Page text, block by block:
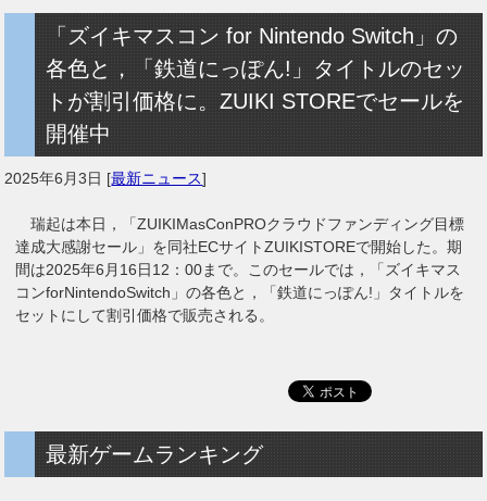
「ズイキマスコン for Nintendo Switch」の
各色と，「鉄道にっぽん!」タイトルのセッ
トが割引価格に。ZUIKI STOREでセールを
開催中
2025年6月3日 [最新ニュース]
瑞起は本日，「ZUIKIMasConPROクラウドファンディング目標
達成大感謝セール」を同社ECサイトZUIKISTOREで開始した。期
間は2025年6月16日12：00まで。このセールでは，「ズイキマス
コンforNintendoSwitch」の各色と，「鉄道にっぽん!」タイトルを
セットにして割引価格で販売される。
最新ゲームランキング